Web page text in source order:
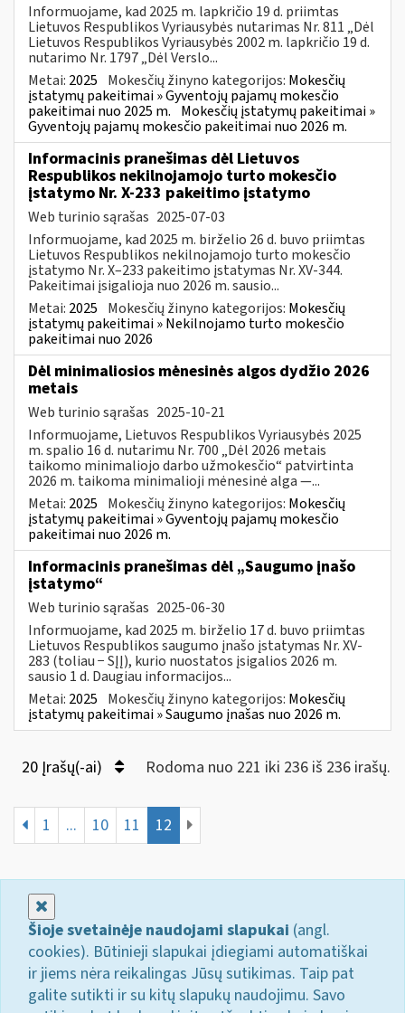
Informuojame, kad 2025 m. lapkričio 19 d. priimtas
Lietuvos Respublikos Vyriausybės nutarimas Nr. 811 „Dėl
Lietuvos Respublikos Vyriausybės 2002 m. lapkričio 19 d.
nutarimo Nr. 1797 „Dėl Verslo...
Metai: 2025 Mokesčių žinyno kategorijos: Mokesčių
įstatymų pakeitimai » Gyventojų pajamų mokesčio
pakeitimai nuo 2025 m. Mokesčių įstatymų pakeitimai »
Gyventojų pajamų mokesčio pakeitimai nuo 2026 m.
Informacinis pranešimas dėl Lietuvos
Respublikos nekilnojamojo turto mokesčio
įstatymo Nr. X-233 pakeitimo įstatymo
Web turinio sąrašas 2025-07-03
Informuojame, kad 2025 m. birželio 26 d. buvo priimtas
Lietuvos Respublikos nekilnojamojo turto mokesčio
įstatymo Nr. X–233 pakeitimo įstatymas Nr. XV-344.
Pakeitimai įsigalioja nuo 2026 m. sausio...
Metai: 2025 Mokesčių žinyno kategorijos: Mokesčių
įstatymų pakeitimai » Nekilnojamo turto mokesčio
pakeitimai nuo 2026
Dėl minimaliosios mėnesinės algos dydžio 2026
metais
Web turinio sąrašas 2025-10-21
Informuojame, Lietuvos Respublikos Vyriausybės 2025
m. spalio 16 d. nutarimu Nr. 700 „Dėl 2026 metais
taikomo minimaliojo darbo užmokesčio“ patvirtinta
2026 m. taikoma minimalioji mėnesinė alga —...
Metai: 2025 Mokesčių žinyno kategorijos: Mokesčių
įstatymų pakeitimai » Gyventojų pajamų mokesčio
pakeitimai nuo 2026 m.
Informacinis pranešimas dėl „Saugumo įnašo
įstatymo“
Web turinio sąrašas 2025-06-30
Informuojame, kad 2025 m. birželio 17 d. buvo priimtas
Lietuvos Respublikos saugumo įnašo įstatymas Nr. XV-
283 (toliau − SĮĮ), kurio nuostatos įsigalios 2026 m.
sausio 1 d. Daugiau informacijos...
Metai: 2025 Mokesčių žinyno kategorijos: Mokesčių
įstatymų pakeitimai » Saugumo įnašas nuo 2026 m.
20 Įrašų(-ai) Rodoma nuo 221 iki 236 iš 236 irašų.
1 ... 10 11 12
Šioje svetainėje naudojami slapukai (angl.
cookies). Būtinieji slapukai įdiegiami automatiškai
ir jiems nėra reikalingas Jūsų sutikimas. Taip pat
galite sutikti ir su kitų slapukų naudojimu. Savo